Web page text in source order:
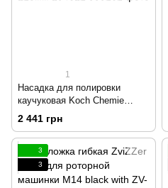
1
Насадка для полировки
каучуковая Koch Chemie
Polierteller mit
Zellkautschukpolster Ø 123мм
194612
2 441 грн
3
3